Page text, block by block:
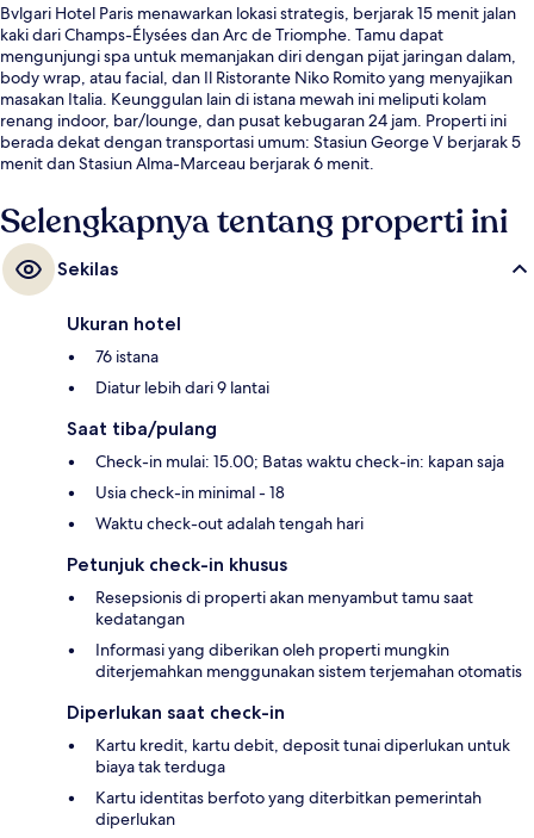
Bvlgari Hotel Paris menawarkan lokasi strategis, berjarak 15 menit jalan
kaki dari Champs-Élysées dan Arc de Triomphe. Tamu dapat
mengunjungi spa untuk memanjakan diri dengan pijat jaringan dalam,
body wrap, atau facial, dan Il Ristorante Niko Romito yang menyajikan
masakan Italia. Keunggulan lain di istana mewah ini meliputi kolam
renang indoor, bar/lounge, dan pusat kebugaran 24 jam. Properti ini
berada dekat dengan transportasi umum: Stasiun George V berjarak 5
menit dan Stasiun Alma-Marceau berjarak 6 menit.
Selengkapnya tentang properti ini
Sekilas
Ukuran hotel
76 istana
Diatur lebih dari 9 lantai
Saat tiba/pulang
Check-in mulai: 15.00; Batas waktu check-in: kapan saja
Usia check-in minimal - 18
Waktu check-out adalah tengah hari
Petunjuk check-in khusus
Resepsionis di properti akan menyambut tamu saat
kedatangan
Informasi yang diberikan oleh properti mungkin
diterjemahkan menggunakan sistem terjemahan otomatis
Diperlukan saat check-in
Kartu kredit, kartu debit, deposit tunai diperlukan untuk
biaya tak terduga
Kartu identitas berfoto yang diterbitkan pemerintah
diperlukan